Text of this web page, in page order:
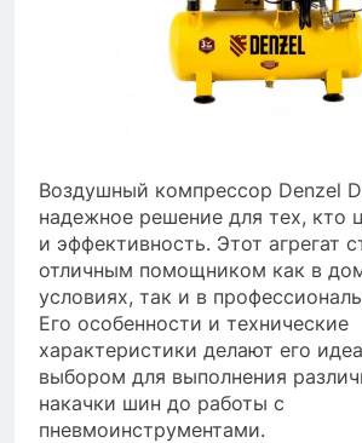
Воздушный компрессор Denzel
надежное решение для тех, кто
и эффективность. Этот агрегат
отличным помощником как в
условиях, так и в
Его особенности и технические
характеристики делают его
выбором для выполнения
накачки шин до работы с
пневмоинструментами.